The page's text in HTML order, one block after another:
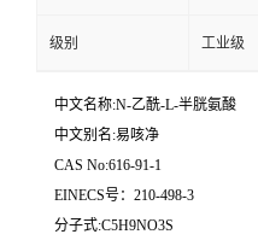
级别 工业级
中文名称:N-乙酰-L-半胱氨酸
中文别名:易咳净
CAS No:616-91-1
EINECS号：210-498-3
分子式:C5H9NO3S